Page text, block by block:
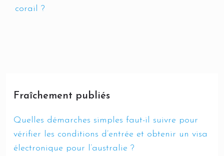
corail ?
Fraîchement publiés
Quelles démarches simples faut-il suivre pour
vérifier les conditions d’entrée et obtenir un visa
électronique pour l’australie ?